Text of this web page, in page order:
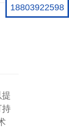
持
18803922598